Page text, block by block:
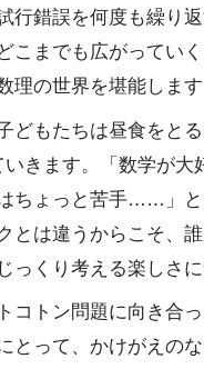
行錯誤を何度も繰り
こまでも広がってい
理の世界を堪能します
どもたちは昼食をと
きます。「数学が
ちょっと苦手……」と
とは違うからこそ、
っくり考える楽しさ
コトン問題に向き合
とって、かけがえの